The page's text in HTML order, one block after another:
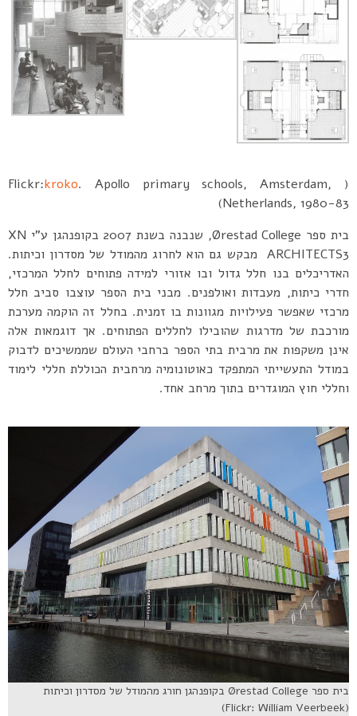
( Flickr:
kroko. Apollo primary schools, Amsterdam,
Netherlands, 1980-83)
בית ספר Ørestad College, שנבנה בשנת 2007 בקופנהגן ע”י XN
ARCHITECTS3 מבקש גם הוא לחרוג מהמודל של מסדרון וכיתות.
האדריכלים בנו חלל גדול ובו אזורי למידה פתוחים לחלל המרכזי,
חדרי כיתות, מעבדות ואולפנים. מבני בית הספר עוצבו סביב חלל
מרכזי שאפשר פעילויות מגוונות בו זמנית. בחלל זה הוקמה מערכת
מורכבת של מדרגות שהובילו לחללים הפתוחים. אך דוגמאות אלה
אינן משקפות את מרבית בתי הספר ברחבי העולם שממשיכים לדבוק
במודל התעשייתי המתפקד כאוטונומיה מרחבית הכוללת חללי לימוד
וחללי חוץ המוגדרים בתוך מרחב אחד.
בית ספר Ørestad College בקופנהגן חורג מהמודל של מסדרון וכיתות
(Flickr: William Veerbeek)